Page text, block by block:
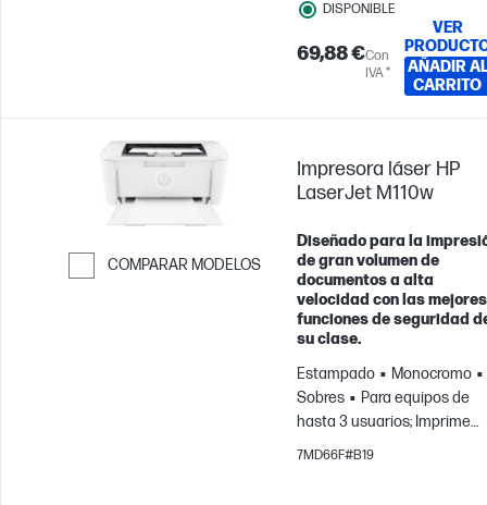
DISPONIBLE
69,88 €Con
IVA *
VER
AÑADIR AL
CARRITO
COMPARAR MODELOS
Impresora láser HP
LaserJet M110w
Diseñado para la
de gran volumen de
documentos a alta
velocidad con las mejores
funciones de seguridad
su clase.
Estampado
Monocromo
Sobres
Para equipos de
hasta 3 usuarios; Imprime
hasta 1000 páginas al mes
7MD66F#B19